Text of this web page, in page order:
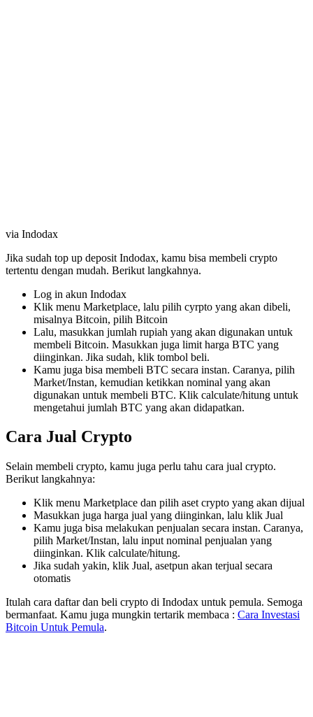
via Indodax
Jika sudah top up deposit Indodax, kamu bisa membeli crypto
tertentu dengan mudah. Berikut langkahnya.
Log in akun Indodax
Klik menu Marketplace, lalu pilih cyrpto yang akan dibeli,
misalnya Bitcoin, pilih Bitcoin
Lalu, masukkan jumlah rupiah yang akan digunakan untuk
membeli Bitcoin. Masukkan juga limit harga BTC yang
diinginkan. Jika sudah, klik tombol beli.
Kamu juga bisa membeli BTC secara instan. Caranya, pilih
Market/Instan, kemudian ketikkan nominal yang akan
digunakan untuk membeli BTC. Klik calculate/hitung untuk
mengetahui jumlah BTC yang akan didapatkan.
Cara Jual Crypto
Selain membeli crypto, kamu juga perlu tahu cara jual crypto.
Berikut langkahnya:
Klik menu Marketplace dan pilih aset crypto yang akan dijual
Masukkan juga harga jual yang diinginkan, lalu klik Jual
Kamu juga bisa melakukan penjualan secara instan. Caranya,
pilih Market/Instan, lalu input nominal penjualan yang
diinginkan. Klik calculate/hitung.
Jika sudah yakin, klik Jual, asetpun akan terjual secara
otomatis
Itulah cara daftar dan beli crypto di Indodax untuk pemula. Semoga
bermanfaat. Kamu juga mungkin tertarik membaca : Cara Investasi
Bitcoin Untuk Pemula.